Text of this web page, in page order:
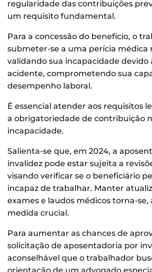
regularidade das contribuições
um requisito fundamental.
Para a concessão do benefício, o
submeter-se a uma perícia médica
validando sua incapacidade devido
acidente, comprometendo sua
desempenho laboral.
É essencial atender aos requisitos
a obrigatoriedade de contribuição
incapacidade.
Salienta-se que, em 2024, a
invalidez pode estar sujeita a
visando verificar se o beneficiário
incapaz de trabalhar. Manter
exames e laudos médicos torna-se,
medida crucial.
Para aumentar as chances de
solicitação de aposentadoria por
aconselhável que o trabalhador